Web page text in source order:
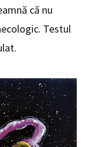
că nu
Testul